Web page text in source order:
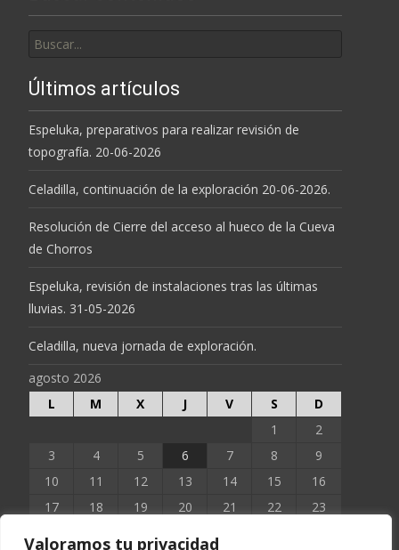
Valoramos tu privacidad
por:
Últimos artículos
Espeluka, preparativos para realizar revisión de
topografía. 20-06-2026
Celadilla, continuación de la exploración 20-06-2026.
Resolución de Cierre del acceso al hueco de la Cueva
de Chorros
Espeluka, revisión de instalaciones tras las últimas
lluvias. 31-05-2026
Celadilla, nueva jornada de exploración.
agosto 2026
L
M X J V S
D
1
2
3
4 5 6 7 8
9
10
11 12 13 14 15
16
17
18 19 20 21 22
23